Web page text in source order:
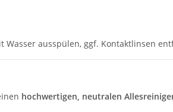
Wasser ausspülen, ggf. Kontaktlinsen
hochwertigen, neutralen